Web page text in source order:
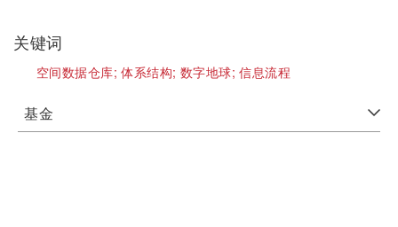
关键词
空间数据仓库;体系结构; 数字地球;信息流程
基金